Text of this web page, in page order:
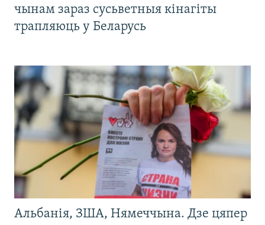
чынам зараз сусьветныя кінагіты
трапляюць у Беларусь
Альбанія, ЗША, Нямеччына. Дзе цяпер